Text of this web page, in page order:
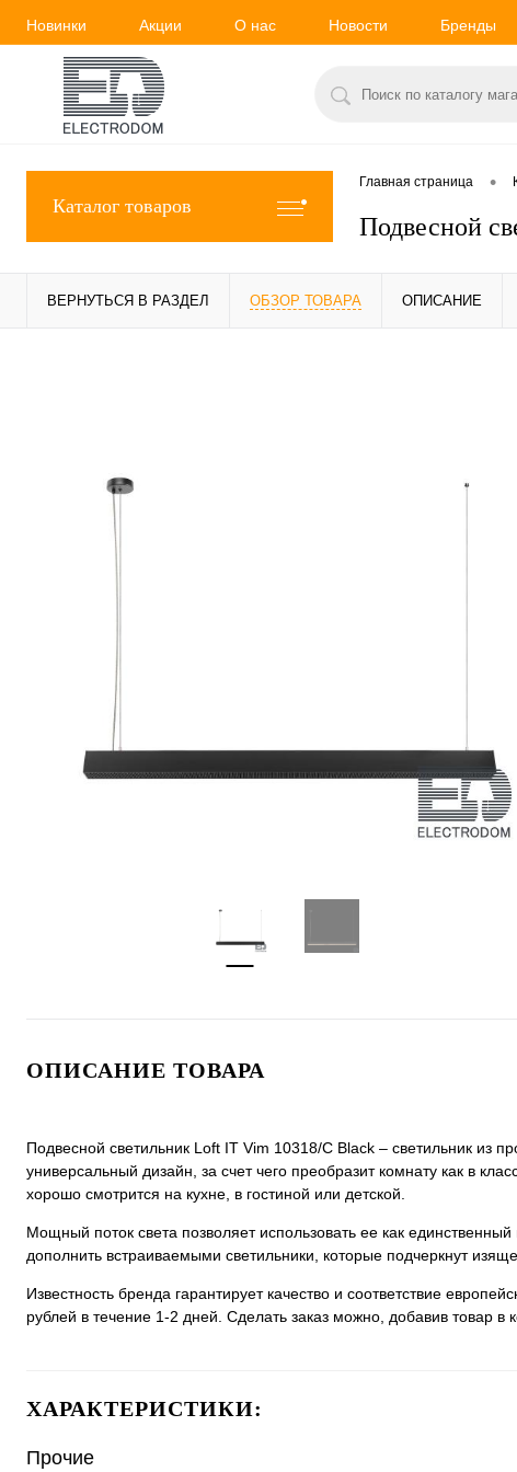
Новинки Акции О нас Новости Бренды
Каталог товаров
Главная страница •
Подвесной
ВЕРНУТЬСЯ В РАЗДЕЛ ОБЗОР ТОВАРА ОПИСАНИЕ
ОПИСАНИЕ ТОВАРА
Подвесной светильник Loft IT Vim 10318/C Black – светильник из
универсальный дизайн, за счет чего преобразит комнату как в
хорошо смотрится на кухне, в гостиной или детской.
Мощный поток света позволяет использовать ее как
дополнить встраиваемыми светильники, которые подчеркнут
Известность бренда гарантирует качество и соответствие
рублей в течение 1-2 дней. Сделать заказ можно, добавив товар в
ХАРАКТЕРИСТИКИ:
Прочие